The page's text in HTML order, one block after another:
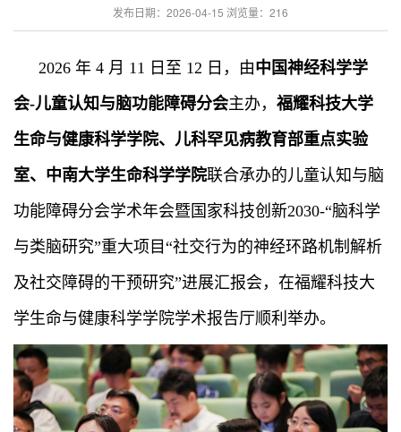
发布日期：2026-04-15 浏览量： 216
2026 年 4 月 11 日至 12 日，由中国神经科学学
会-儿童认知与脑功能障碍分会主办， 福耀科技大学
生命与健康科学学院、儿科罕见病教育部重点实验
室、中南大学生命科学学院联合承办的儿童认知与脑
功能障碍分会学术年会暨国家科技创新2030-“脑科学
与类脑研究”重大项目“社交行为的神经环路机制解析
及社交障碍的干预研究”进展汇报会，在福耀科技大
学生命与健康科学学院学术报告厅顺利举办。